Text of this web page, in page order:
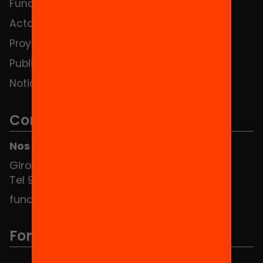
Fundación
Actos
Proyectos
Publicaciones y vídeos
Noticias
Contacto
Nos puedes encontrar en el HUB Social
Girona 34, interior 08010 Barcelona
Tel 934 588 700
fundacio@equitat.org
Formamos parte de...